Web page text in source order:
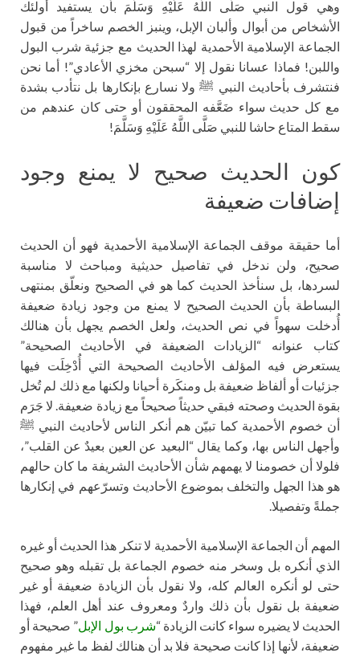
وهي قول النبي صَلَّى اللَّهُ عَلَيْهِ وَسَلَّمَ بأن يستفيد أولئك
الأشخاص من أبوال وألبان الإبل، وينبز الخصم ساخراً من قبول
الجماعة الإسلامية الأحمدية لهذا الحديث مع جزئية شرب البول
واللبن! فماذا عسانا نقول إلا “سبحن مخزي الأعادي”! أما نحن
فنتشرف بأحاديث النبي ﷺ ولا نسارع بإنكارها بل نتأدب بشدة
مع كل حديث سواء ضَعَّفه المحققون أو حتى كان عندهم من
سقط المتاع حاشا للنبي صَلَّى اللَّهُ عَلَيْهِ وَسَلَّمَ!
كون الحديث صحيح لا يمنع وجود
إضافات ضعيفة
أما حقيقة موقف الجماعة الإسلامية الأحمدية فهو أن الحديث
صحيح، ولن ندخل في تفاصيل حديثية ومباحث لا مناسبة
لسردها، بل سنأخذ الحديث كما هو في الصحيح ونعلّق بمنتهى
البساطة بأن الحديث الصحيح لا يمنع من وجود زيادة ضعيفة
أُدخلت سهواً في نص الحديث، ولعل الخصم يجهل بأن هنالك
كتاب عنوانه “الزيادات الضعيفة في الأحاديث الصحيحة”
يستعرض فيه المؤلف الأحاديث الصحيحة التي أُدْخِلَت فيها
جزئيات أو ألفاظ ضعيفة بل ومنكَرة أحيانا ولكنها مع ذلك لم تُخل
بقوة الحديث وصحته فبقي حديثاً صحيحاً مع زيادة ضعيفة. لا جَرَم
أن خصوم الأحمدية كما تبيّن هم أنكر الناس لأحاديث النبي ﷺ
وأجهل الناس بها، وكما يقال “البعيد عن العين بعيدٌ عن القلب”،
فلولا أن خصومنا لا يهمهم شأن الأحاديث الشريفة ما كان حالهم
هو هذا الجهل والتخلف بموضوع الأحاديث وتسرّعهم في إنكارها
جملةً وتفصيلا.
المهم أن الجماعة الإسلامية الأحمدية لا تنكر هذا الحديث أو غيره
الذي أنكره بل وسخر منه خصوم الجماعة بل تقبله وهو صحيح
حتى لو أنكره العالم كله، ولا نقول بأن الزيادة ضعيفة أو غير
ضعيفة بل نقول بأن ذلك واردٌ ومعروف عند أهل العلم، فهذا
الحديث لا يضيره سواء كانت الزيادة “شرب بول الإبل” صحيحة أو
ضعيفة، لأنها إذا كانت صحيحة فلا بد أن هنالك لفظ ما غير مفهوم